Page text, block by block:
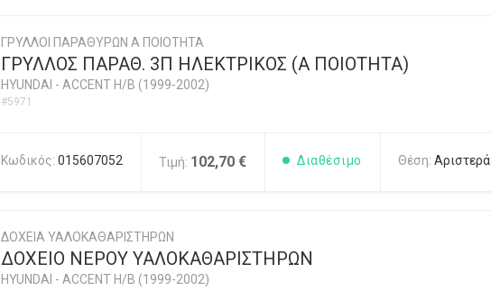
ΓΡΥΛΛΟΙ ΠΑΡΑΘΥΡΩΝ Α ΠΟΙΟΤΗΤΑ
ΓΡΥΛΛΟΣ ΠΑΡΑΘ. 3Π ΗΛΕΚΤΡΙΚΟΣ (Α ΠΟΙΟΤΗΤΑ)
HYUNDAI - ACCENT H/B (1999-2002)
#5971
Κωδικός: 015607052 Τιμή: 102,70 € Διαθέσιμο Θέση: Αριστερά
ΔΟΧΕΙΑ ΥΑΛΟΚΑΘΑΡΙΣΤΗΡΩΝ
ΔΟΧΕΙΟ ΝΕΡΟΥ ΥΑΛΟΚΑΘΑΡΙΣΤΗΡΩΝ
HYUNDAI - ACCENT H/B (1999-2002)